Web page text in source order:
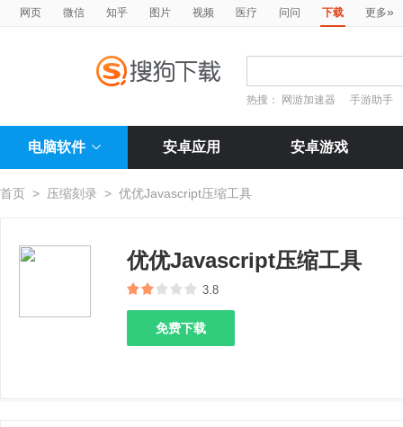
网页 微信 知乎 图片 视频 医疗 问问 下载 更多»
热搜： 网游加速器 手游助手
电脑软件 安卓应用 安卓游戏
首页 > 压缩刻录 > 优优Javascript压缩工具
优优Javascript压缩工具
3.8
免费下载